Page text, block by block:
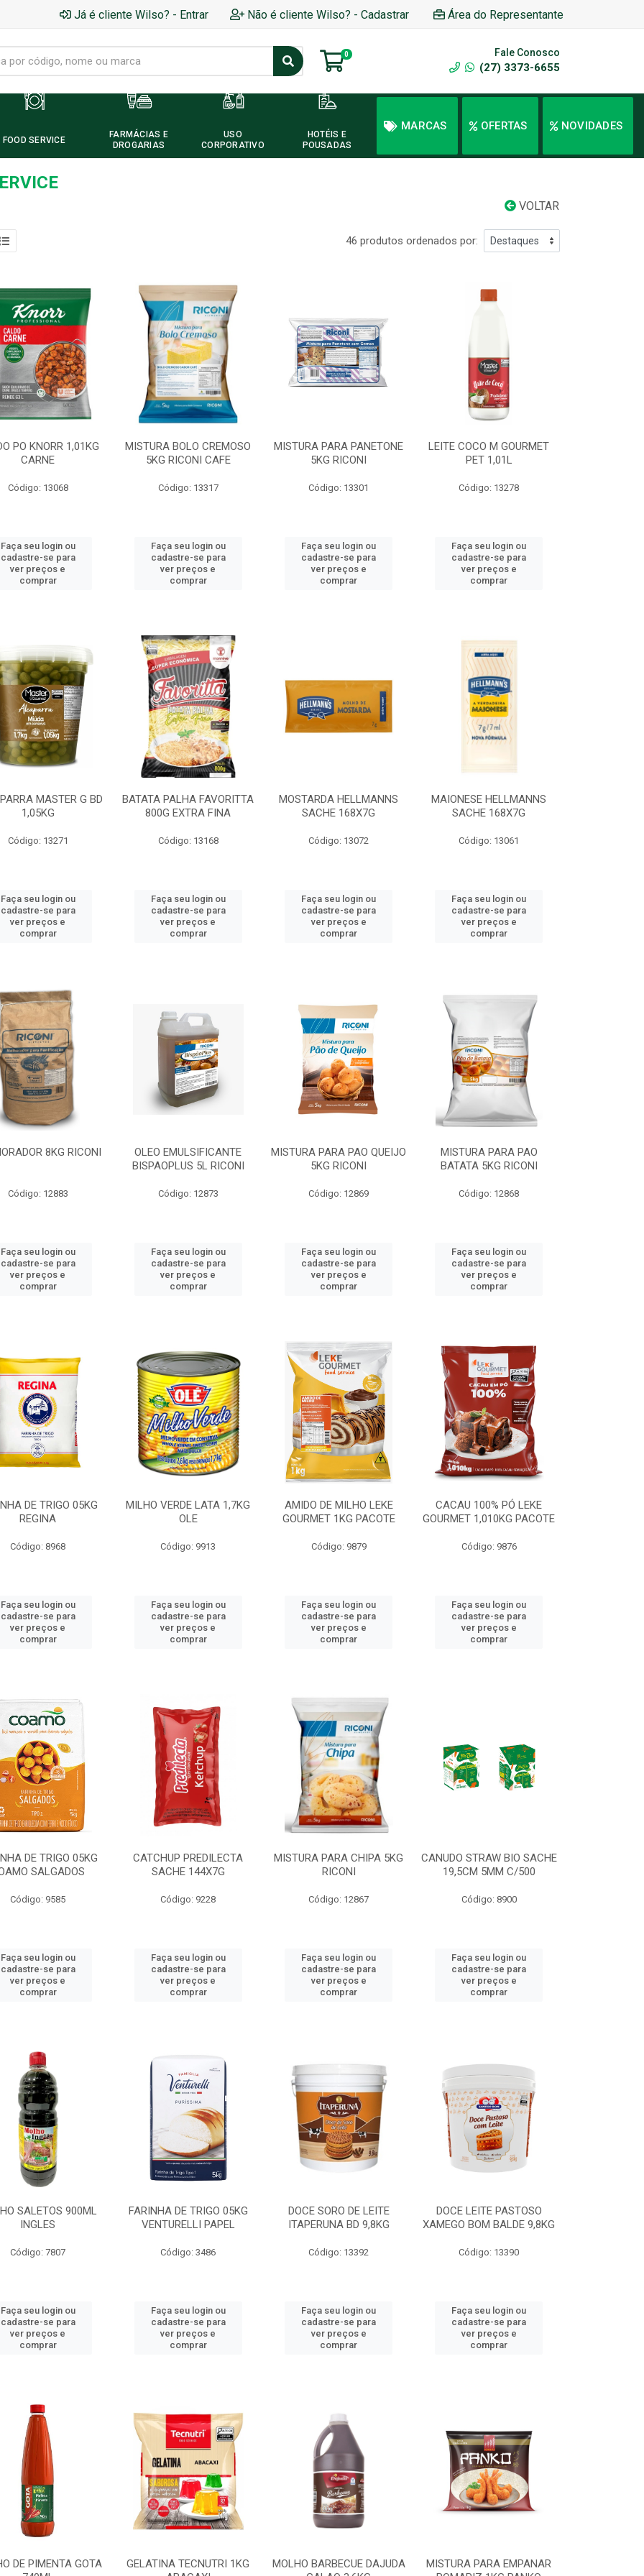
Já é cliente Wilso? - Entrar Não é cliente Wilso? - Cadastrar Área do Representante
0 Fale Conosco
(27) 3373-6655
FOOD SERVICE
FARMÁCIAS E
DROGARIAS
USO
CORPORATIVO
HOTÉIS E
POUSADAS
MARCAS OFERTAS NOVIDADES
VOLTAR
46 produtos ordenados por:
PO KNORR 1,01KG
CARNE
Código: 13068
Faça seu login ou
cadastre-se para
ver preços e
comprar
MISTURA BOLO CREMOSO
5KG RICONI CAFE
Código: 13317
Faça seu login ou
cadastre-se para
ver preços e
comprar
MISTURA PARA PANETONE
5KG RICONI
Código: 13301
Faça seu login ou
cadastre-se para
ver preços e
comprar
LEITE COCO M GOURMET
PET 1,01L
Código: 13278
Faça seu login ou
cadastre-se para
ver preços e
comprar
MASTER G BD
1,05KG
Código: 13271
Faça seu login ou
cadastre-se para
ver preços e
comprar
BATATA PALHA FAVORITTA
800G EXTRA FINA
Código: 13168
Faça seu login ou
cadastre-se para
ver preços e
comprar
MOSTARDA HELLMANNS
SACHE 168X7G
Código: 13072
Faça seu login ou
cadastre-se para
ver preços e
comprar
MAIONESE HELLMANNS
SACHE 168X7G
Código: 13061
Faça seu login ou
cadastre-se para
ver preços e
comprar
8KG RICONI
Código: 12883
Faça seu login ou
cadastre-se para
ver preços e
comprar
OLEO EMULSIFICANTE
BISPAOPLUS 5L RICONI
Código: 12873
Faça seu login ou
cadastre-se para
ver preços e
comprar
MISTURA PARA PAO QUEIJO
5KG RICONI
Código: 12869
Faça seu login ou
cadastre-se para
ver preços e
comprar
MISTURA PARA PAO
BATATA 5KG RICONI
Código: 12868
Faça seu login ou
cadastre-se para
ver preços e
comprar
DE TRIGO 05KG
REGINA
Código: 8968
Faça seu login ou
cadastre-se para
ver preços e
comprar
MILHO VERDE LATA 1,7KG
OLE
Código: 9913
Faça seu login ou
cadastre-se para
ver preços e
comprar
AMIDO DE MILHO LEKE
GOURMET 1KG PACOTE
Código: 9879
Faça seu login ou
cadastre-se para
ver preços e
comprar
CACAU 100% PÓ LEKE
GOURMET 1,010KG PACOTE
Código: 9876
Faça seu login ou
cadastre-se para
ver preços e
comprar
DE TRIGO 05KG
SALGADOS
Código: 9585
Faça seu login ou
cadastre-se para
ver preços e
comprar
CATCHUP PREDILECTA
SACHE 144X7G
Código: 9228
Faça seu login ou
cadastre-se para
ver preços e
comprar
MISTURA PARA CHIPA 5KG
RICONI
Código: 12867
Faça seu login ou
cadastre-se para
ver preços e
comprar
CANUDO STRAW BIO SACHE
19,5CM 5MM C/500
Código: 8900
Faça seu login ou
cadastre-se para
ver preços e
comprar
SALETOS 900ML
INGLES
Código: 7807
Faça seu login ou
cadastre-se para
ver preços e
comprar
FARINHA DE TRIGO 05KG
VENTURELLI PAPEL
Código: 3486
Faça seu login ou
cadastre-se para
ver preços e
comprar
DOCE SORO DE LEITE
ITAPERUNA BD 9,8KG
Código: 13392
Faça seu login ou
cadastre-se para
ver preços e
comprar
DOCE LEITE PASTOSO
XAMEGO BOM BALDE 9,8KG
Código: 13390
Faça seu login ou
cadastre-se para
ver preços e
comprar
DE PIMENTA GOTA
GELATINA TECNUTRI 1KG
MOLHO BARBECUE DAJUDA
MISTURA PARA EMPANAR